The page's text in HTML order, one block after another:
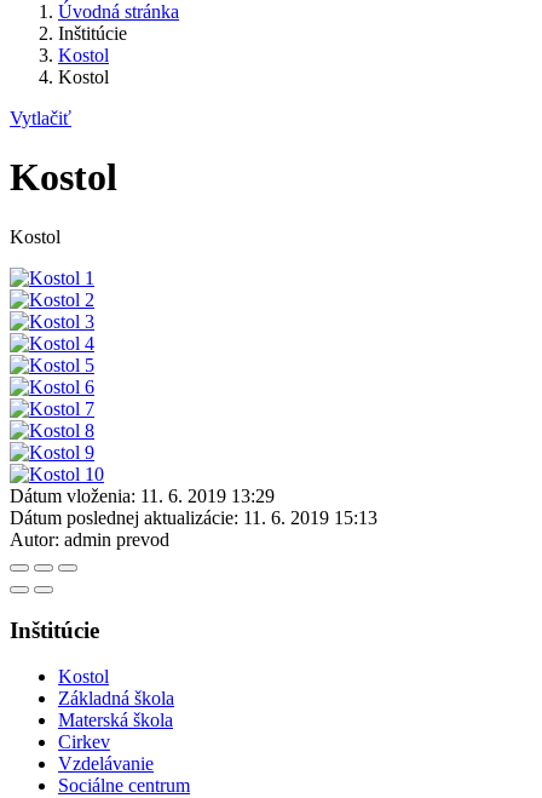
Úvodná stránka
Inštitúcie
Kostol
Kostol
Vytlačiť
Kostol
Kostol
Dátum vloženia: 11. 6. 2019 13:29
Dátum poslednej aktualizácie: 11. 6. 2019 15:13
Autor: admin prevod
Inštitúcie
Kostol
Základná škola
Materská škola
Cirkev
Vzdelávanie
Sociálne centrum